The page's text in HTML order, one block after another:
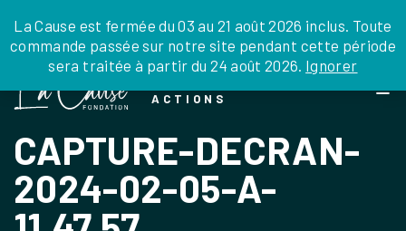
to
the
La Cause est fermée du 03 au 21 août 2026 inclus. Toute
commande passée sur notre site pendant cette période
sera traitée à partir du 24 août 2026. Ignorer
JE DONNE JE PARRAINE NOUS SOUTENIR
DEPUIS LA FRANCE
DEPUIS L’INTERNATIONAL
EN TANT QU’ORGANISATION
LEGS, LIBÉRALITÉS
0 ARTICLE
ACTIONS
CAPTURE-DECRAN-
2024-02-05-A-